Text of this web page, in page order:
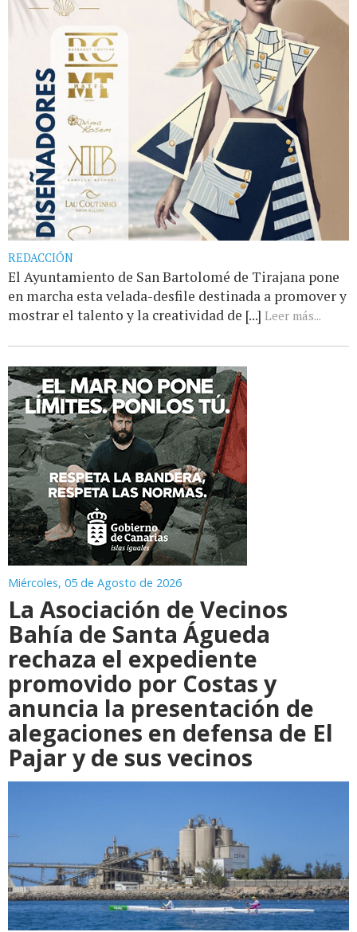
REDACCIÓN
El Ayuntamiento de San Bartolomé de Tirajana pone
en marcha esta velada-desfile destinada a promover y
mostrar el talento y la creatividad de [...] Leer más...
Miércoles, 05 de Agosto de 2026
La Asociación de Vecinos
Bahía de Santa Águeda
rechaza el expediente
promovido por Costas y
anuncia la presentación de
alegaciones en defensa de El
Pajar y de sus vecinos